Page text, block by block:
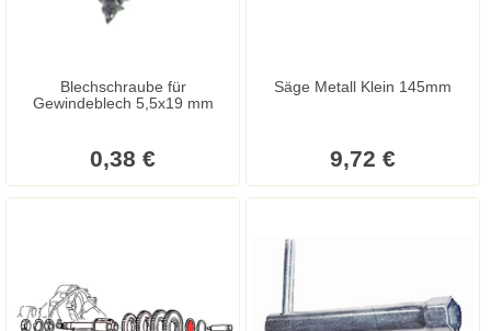
Blechschraube für
Gewindeblech 5,5x19 mm
0,38 €
Säge Metall Klein 145mm
9,72 €